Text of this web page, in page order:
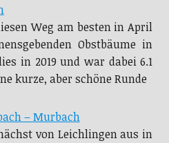
Weg am besten in April
Obstbäume in
in 2019 und war dabei 6.1
kurze, aber schöne Runde
– Murbach
von Leichlingen aus in